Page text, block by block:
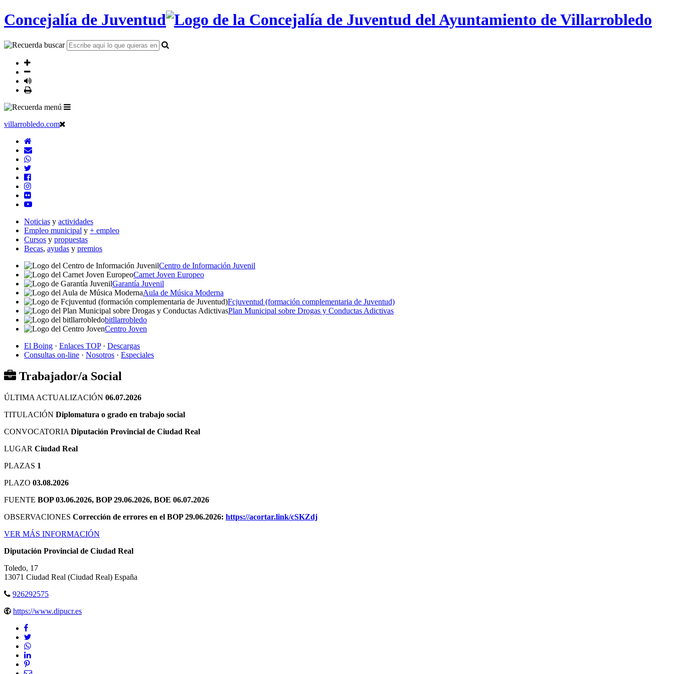
Concejalía de Juventud
villarrobledo.com
Noticias y actividades
Empleo municipal y + empleo
Cursos y propuestas
Becas, ayudas y premios
Centro de Información Juvenil
Carnet Joven Europeo
Garantía Juvenil
Aula de Música Moderna
Fcjuventud (formación complementaria de Juventud)
Plan Municipal sobre Drogas y Conductas Adictivas
bitllarrobledo
Centro Joven
El Boing · Enlaces TOP· Descargas
Consultas on-line · Nosotros · Especiales
Trabajador/a Social
ÚLTIMA ACTUALIZACIÓN 06.07.2026
TITULACIÓN Diplomatura o grado en trabajo social
CONVOCATORIA Diputación Provincial de Ciudad Real
LUGAR Ciudad Real
PLAZAS 1
PLAZO 03.08.2026
FUENTE BOP 03.06.2026, BOP 29.06.2026, BOE 06.07.2026
OBSERVACIONES Corrección de errores en el BOP 29.06.2026: https://acortar.link/cSKZdj
VER MÁS INFORMACIÓN
Diputación Provincial de Ciudad Real
Toledo, 17
13071 Ciudad Real (Ciudad Real) España
926292575
https://www.dipucr.es